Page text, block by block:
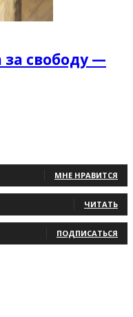
свободу —
МНЕ НРАВИТСЯ
ЧИТАТЬ
ПОДПИСАТЬСЯ